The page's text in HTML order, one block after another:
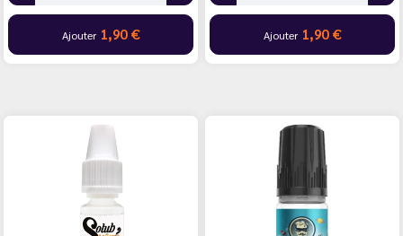
Ajouter 1,90 € Ajouter 1,90 €